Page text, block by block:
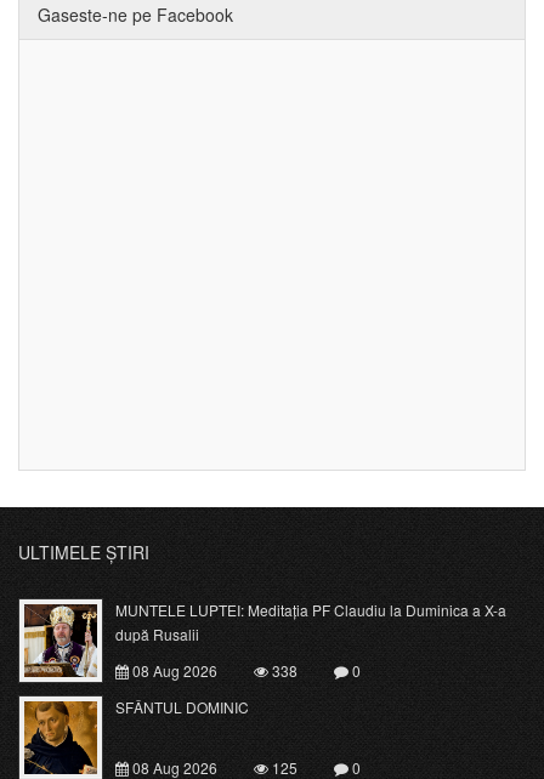
Gaseste-ne pe Facebook
ULTIMELE ȘTIRI
MUNTELE LUPTEI: Meditația PF Claudiu la Duminica a X-a
după Rusalii
08 Aug 2026
338
0
SFÂNTUL DOMINIC
08 Aug 2026 125
0